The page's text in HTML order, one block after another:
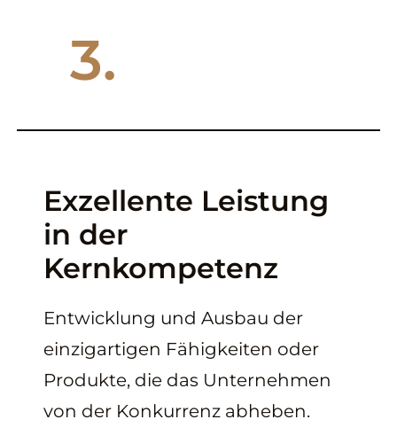
3.
Exzellente Leistung
in der
Kernkompetenz
Entwicklung und Ausbau der
einzigartigen Fähigkeiten oder
Produkte, die das Unternehmen
von der Konkurrenz abheben.